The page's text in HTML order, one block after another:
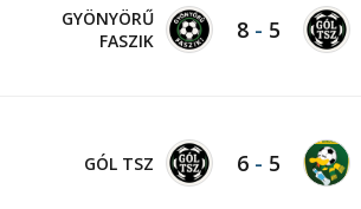
GYÖNYÖRŰ
FASZIK
8- 5
GÓL TSZ 6- 5